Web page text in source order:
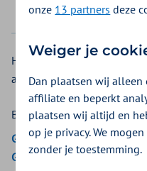
2025 2026
Het volgen van een cursus
alcoholgebruik te
Bekijk de vergoedingen
Gemeenten Optimaal
Gemeente Amsterdam
onze 13 partners deze
Weiger je
Dan plaatsen wij
affiliate en beperkt
plaatsen wij altijd en
op je privacy. We
zonder je toestemming.